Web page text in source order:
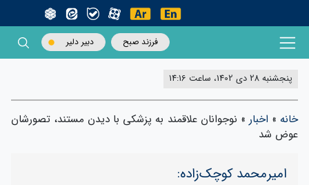
فرزند صبح دبیر دلیر
پنجشنبه 28 دی 1402، ساعت 14:16
خانه» اخبار » نوجوانان علاقمند به پزشکی با دیدن مستند، تصورشان
عوض شد
امیرمحمد کوچک‌زاده: